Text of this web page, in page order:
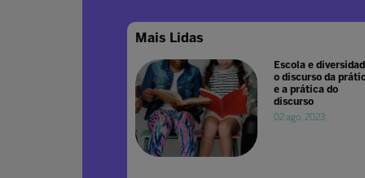
Mais Lidas
Escola e
o discurso da
e a prática do
discurso
02 ago. 2023